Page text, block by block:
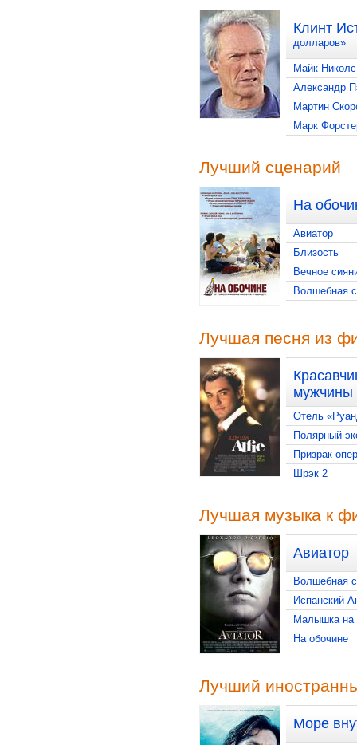
Клинт
долларов»
Майк Николс
Александр
Мартин
Марк
Лучший сценарий
На
Авиатор
Близость
Вечное
Волшебная
Лучшая песня из
мужчины
Отель
Полярный
Призрак
Шрэк 2
Лучшая музыка к
Авиатор
Волшебная
Испанский
Малышка на
На обочине
Лучший
Море